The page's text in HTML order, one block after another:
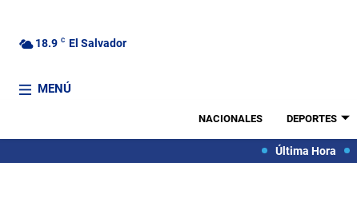
18.9 C El Salvador
MENÚ
NACIONALES DEPORTES
Última Hora